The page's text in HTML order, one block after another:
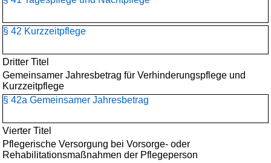
§ 42 Kurzzeitpflege
Dritter Titel
Gemeinsamer Jahresbetrag für Verhinderungspflege und
Kurzzeitpflege
§ 42a Gemeinsamer Jahresbetrag
Vierter Titel
Pflegerische Versorgung bei Vorsorge- oder
Rehabilitationsmaßnahmen der Pflegeperson